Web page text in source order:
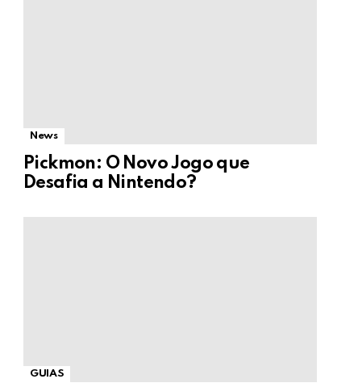
News
Pickmon: O Novo Jogo que
Desafia a Nintendo?
GUIAS